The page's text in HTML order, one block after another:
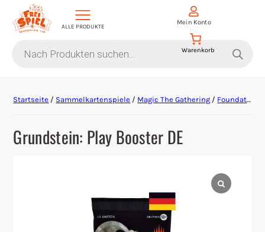
ALLE PRODUKTE
search
Mein Konto
Startseite / Sammelkartenspiele / Magic The Gathering / Foundations
Grundstein: Play Booster DE